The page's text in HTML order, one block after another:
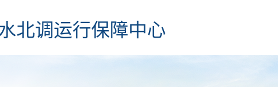
北调运行保障中心